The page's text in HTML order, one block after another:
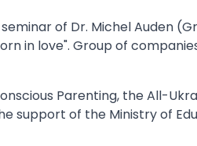
of Dr. Michel Auden
in love". Group of
Parenting, the All-
support of the Ministry of